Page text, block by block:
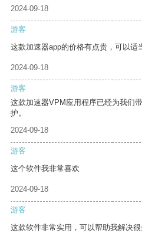
2024-09-18
游客
这款加速器app的价格有点贵，可以适
2024-09-18
游客
这款加速器VPM应用程序已经为我们
护。
2024-09-18
游客
这个软件我非常喜欢
2024-09-18
游客
这款软件非常实用，可以帮助我解决很